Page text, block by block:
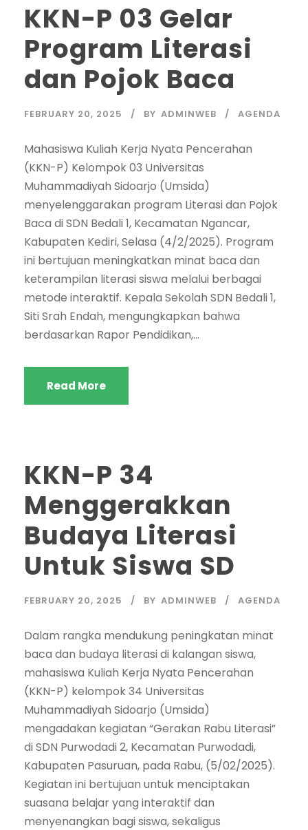
KKN-P 03 Gelar
Program Literasi
dan Pojok Baca
FEBRUARY 20, 2025 BY ADMINWEB AGENDA
Mahasiswa Kuliah Kerja Nyata Pencerahan
(KKN-P) Kelompok 03 Universitas
Muhammadiyah Sidoarjo (Umsida)
menyelenggarakan program Literasi dan Pojok
Baca di SDN Bedali 1, Kecamatan Ngancar,
Kabupaten Kediri, Selasa (4/2/2025). Program
ini bertujuan meningkatkan minat baca dan
keterampilan literasi siswa melalui berbagai
metode interaktif. Kepala Sekolah SDN Bedali 1,
Siti Srah Endah, mengungkapkan bahwa
berdasarkan Rapor Pendidikan,...
Read More
KKN-P 34
Menggerakkan
Budaya Literasi
Untuk Siswa SD
FEBRUARY 20, 2025 BY ADMINWEB AGENDA
Dalam rangka mendukung peningkatan minat
baca dan budaya literasi di kalangan siswa,
mahasiswa Kuliah Kerja Nyata Pencerahan
(KKN-P) kelompok 34 Universitas
Muhammadiyah Sidoarjo (Umsida)
mengadakan kegiatan “Gerakan Rabu Literasi”
di SDN Purwodadi 2, Kecamatan Purwodadi,
Kabupaten Pasuruan, pada Rabu, (5/02/2025).
Kegiatan ini bertujuan untuk menciptakan
suasana belajar yang interaktif dan
menyenangkan bagi siswa, sekaligus